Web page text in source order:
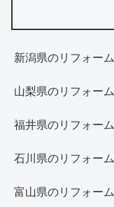
新潟県のリフォーム
山梨県のリフォーム
福井県のリフォーム
石川県のリフォーム
富山県のリフォーム